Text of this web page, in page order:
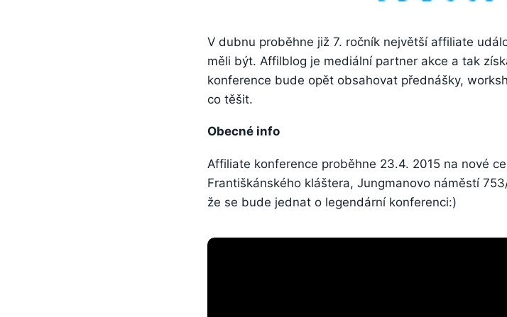
V dubnu proběhne již 7. ročník největší affiliate
měli být. Affilblog je mediální partner akce a tak
konference bude opět obsahovat přednášky,
co těšit.
Obecné info
Affiliate konference proběhne 23.4. 2015 na nové
Františkánského kláštera, Jungmanovo náměstí
že se bude jednat o legendární konferenci:)